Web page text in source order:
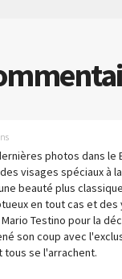
photos dans le
visages spéciaux à
beauté plus
en tout cas et des
Testino pour la
son coup avec
se l'arrachent.